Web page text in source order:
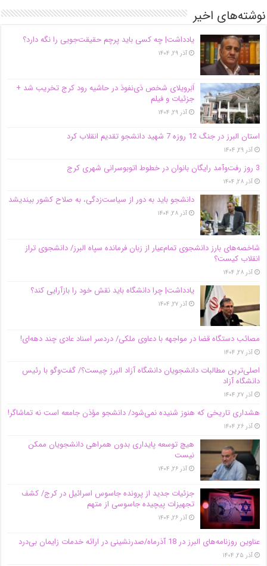
نوشته‌های اخیر
یادداشت| ‌چه کسی باید پرچم حقیقت‌جویی را نگه دارد؟
آذر ۲۹, ۱۴۰۴
اَبَر‌ویلای شخص ذی‌نفوذ در حاشیه‌ رود کرج تخریب شد +
جزئیات و فیلم
آذر ۲۹, ۱۴۰۴
استان البرز در جنگ 12 روزه 7 شهید دانشجو تقدیم انقلاب کرد
آذر ۲۹, ۱۴۰۴
3 روز رفت‌وآمد رایگان بانوان در خطوط اتوبوسرانی شهری کرج
آذر ۲۸, ۱۴۰۴
دانشجو باید به دور از سیاست‌زدگی، به صلاح کشور بیندیشد
آذر ۲۸, ۱۴۰۴
شاخصه‌های بارز دانشجوی تمام‌عیار از زبان فرمانده سپاه البرز/ دانشجوی تراز
انقلاب کیست؟
آذر ۲۸, ۱۴۰۴
یادداشت| چرا دانشگاه باید نقش خود را بازآرایی کند؟
آذر ۲۷, ۱۴۰۴
مصائب دستگاه قضا در مواجهه با دعاوی ملکی/ دردسر اسناد عادی چند‌ دهه‌ای!
آذر ۲۷, ۱۴۰۴
اصلی‌ترین مطالبات دانشجویان دانشگاه آزاد البرز چیست؟/ گفت‌وگو با رئیس
دانشگاه آز‌اد
آذر ۲۷, ۱۴۰۴
هشداری تاریخی که هنوز شنیده نمی‌شود/ دانشجو مؤذن جامعه است نه تماشاگر!
آذر ۲۶, ۱۴۰۴
هیچ توسعه پایداری بدون همراهی دانشجویان ممکن
نیست
آذر ۲۶, ۱۴۰۴
جزئیات جدید از پرونده جاسوس اسرائیل در کرج/‌ کشف
تجهیزات پیچیده جاسوسی از متهم
آذر ۲۶, ۱۴۰۴
عناوین روزنامه‌های البرز در ‌18 آذرماه/صدرنشینی در ارائه خدمات زایمان بی‌درد
آذر ۲۵, ۱۴۰۴